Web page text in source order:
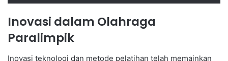
Inovasi dalam Olahraga
Paralimpik
Inovasi teknologi dan metode pelatihan telah memainkan